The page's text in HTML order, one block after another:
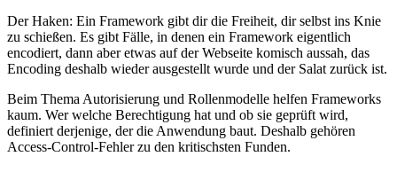
Der Haken: Ein Framework gibt dir die Freiheit, dir selbst ins Knie
zu schießen. Es gibt Fälle, in denen ein Framework eigentlich
encodiert, dann aber etwas auf der Webseite komisch aussah, das
Encoding deshalb wieder ausgestellt wurde und der Salat zurück ist.
Beim Thema Autorisierung und Rollenmodelle helfen Frameworks
kaum. Wer welche Berechtigung hat und ob sie geprüft wird,
definiert derjenige, der die Anwendung baut. Deshalb gehören
Access-Control-Fehler zu den kritischsten Funden.